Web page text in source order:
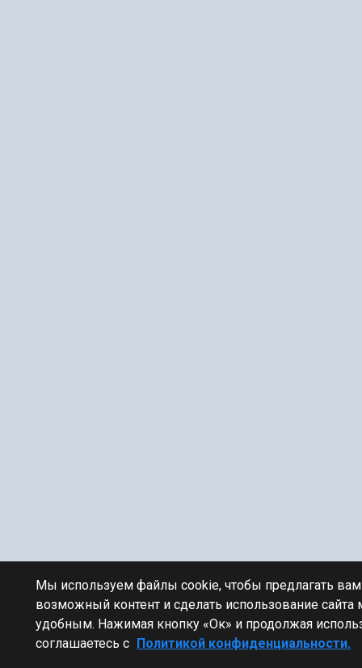
Мы используем файлы cookie, чтобы предлагать
возможный контент и сделать использование сайта
удобным. Нажимая кнопку «Ок» и продолжая
соглашаетесь с Политикой конфиденциальности.